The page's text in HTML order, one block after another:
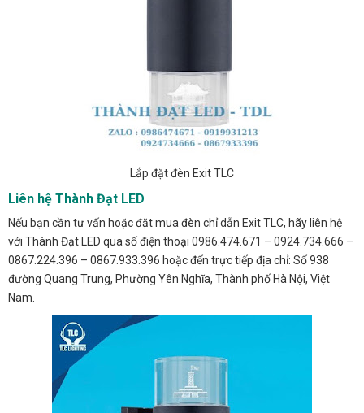
Lắp đặt đèn Exit TLC
Liên hệ Thành Đạt LED
Nếu bạn cần tư vấn hoặc đặt mua đèn chỉ dẫn Exit TLC, hãy liên hệ
với Thành Đạt LED qua số điện thoại 0986.474.671 – 0924.734.666 –
0867.224.396 – 0867.933.396 hoặc đến trực tiếp địa chỉ: Số 938
đường Quang Trung, Phường Yên Nghĩa, Thành phố Hà Nội, Việt
Nam.